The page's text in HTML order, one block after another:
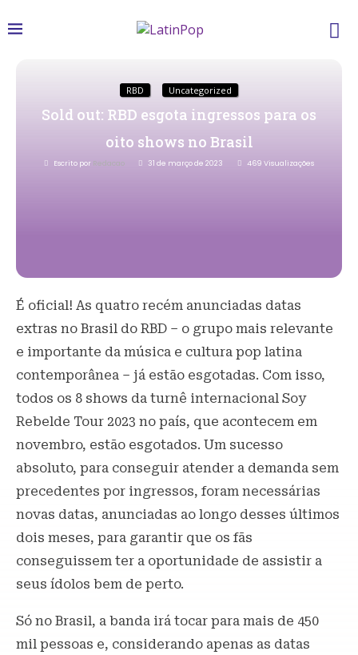
RBD Uncategorized
Sold out: RBD esgota ingressos para os
oito shows no Brasil
Escrito por Redacao 31 de março de 2023 469 Visualizações
É oficial! As quatro recém anunciadas datas
extras no Brasil do RBD – o grupo mais relevante
e importante da música e cultura pop latina
contemporânea – já estão esgotadas. Com isso,
todos os 8 shows da turnê internacional Soy
Rebelde Tour 2023 no país, que acontecem em
novembro, estão esgotados. Um sucesso
absoluto, para conseguir atender a demanda sem
precedentes por ingressos, foram necessárias
novas datas, anunciadas ao longo desses últimos
dois meses, para garantir que os fãs
conseguissem ter a oportunidade de assistir a
seus ídolos bem de perto.
Só no Brasil, a banda irá tocar para mais de 450
mil pessoas e, considerando apenas as datas